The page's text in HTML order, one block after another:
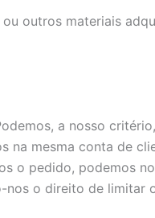
outros materiais
a nosso
mesma conta de
o pedido, podemos
o direito de